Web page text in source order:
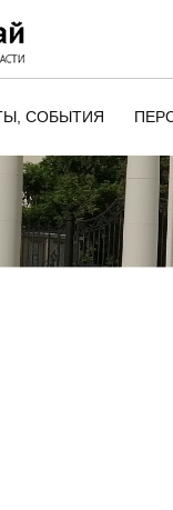
CОБЫТИЯ
В ИСТОРИИ
КРАЯ
ДАТЫ